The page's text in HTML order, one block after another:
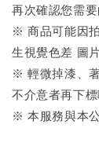
再次確認您需
※ 商品可能因
生視覺色差 圖
※ 輕微掉漆、
不介意者再下標
※ 本服務與本